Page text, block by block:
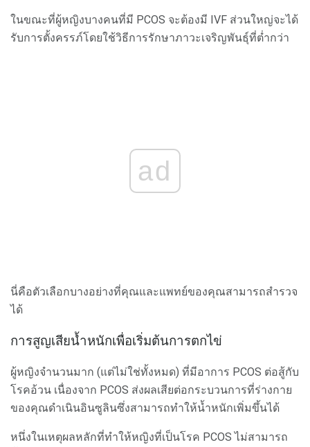
ในขณะที่ผู้หญิงบางคนที่มี PCOS จะต้องมี IVF ส่วนใหญ่จะได้
รับการตั้งครรภ์โดยใช้วิธีการรักษาภาวะเจริญพันธุ์ที่ต่ำกว่า
ad
นี่คือตัวเลือกบางอย่างที่คุณและแพทย์ของคุณสามารถสำรวจ
ได้
การสูญเสียน้ำหนักเพื่อเริ่มต้นการตกไข่
ผู้หญิงจำนวนมาก (แต่ไม่ใช่ทั้งหมด) ที่มีอาการ PCOS ต่อสู้กับ
โรคอ้วน เนื่องจาก PCOS ส่งผลเสียต่อกระบวนการที่ร่างกาย
ของคุณดำเนินอินซูลินซึ่งสามารถทำให้น้ำหนักเพิ่มขึ้นได้
หนึ่งในเหตุผลหลักที่ทำให้หญิงที่เป็นโรค PCOS ไม่สามารถ